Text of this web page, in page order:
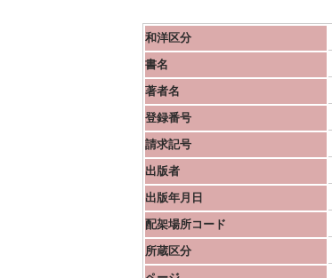
和洋区分
書名
著者名
登録番号
請求記号
出版者
出版年月日
配架場所コード
所蔵区分